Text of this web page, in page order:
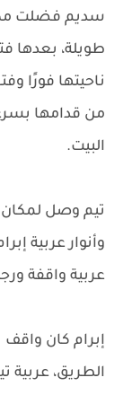
سديم فضلت
طويلة، بعدها
ناحيتها فورًا
من قدامها
البيت.
تيم وصل
وأنوار عربية
عربية واقفة
إبرام كان واقف
الطريق، عربية